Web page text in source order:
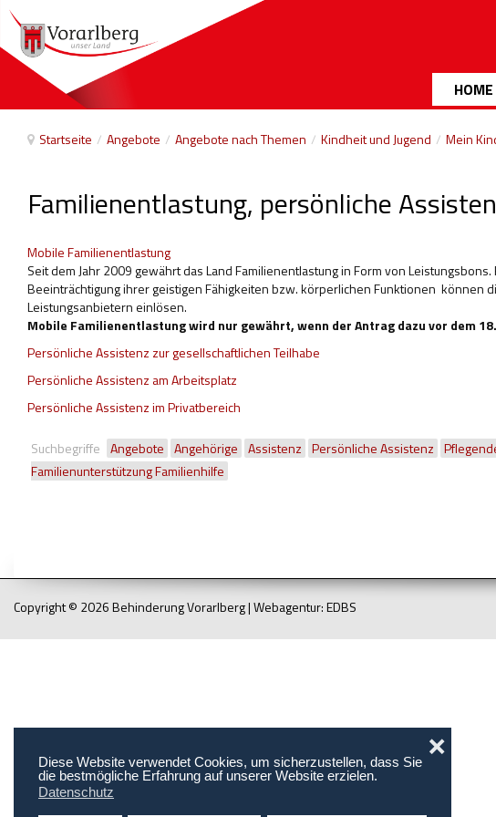
Diese Website verwendet Cookies, um sicherzustellen, dass Sie
die bestmögliche Erfahrung auf unserer Website erzielen.
Datenschutz
❌
HOME
Startseite / Angebote / Angebote nach Themen / Kindheit und Jugend / Mein
Familienentlastung, persönliche
Mobile Familienentlastung
Seit dem Jahr 2009 gewährt das Land Familienentlastung in Form von
Beeinträchtigung ihrer geistigen Fähigkeiten bzw. körperlichen Funktionen können
Leistungsanbietern einlösen.
Mobile Familienentlastung wird nur gewährt, wenn der Antrag dazu vor dem
Persönliche Assistenz zur gesellschaftlichen Teilhabe
Persönliche Assistenz am Arbeitsplatz
Persönliche Assistenz im Privatbereich
Suchbegriffe Angebote Angehörige Assistenz Persönliche Assistenz
Familienunterstützung Familienhilfe
Copyright © 2026 Behinderung Vorarlberg | Webagentur: EDBS